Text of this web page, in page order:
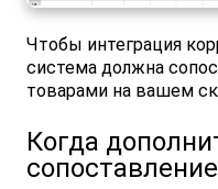
Чтобы интеграция
система должна
товарами на вашем
Когда